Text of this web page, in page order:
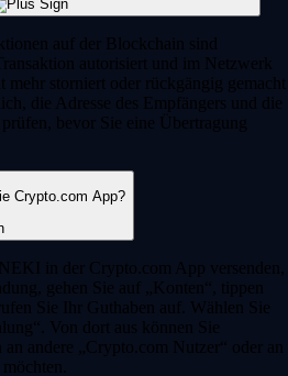
auf der Blockchain sind
autorisiert und im Netzwerk
mehr storniert oder rückgängig gemacht
die Adresse des Empfängers und die
bevor Sie eine Übertragung
Crypto.com App?
in der Crypto.com App versenden,
gehen Sie auf „Konten“, tippen
Sie Ihr Guthaben auf. Wählen Sie
Von dort aus können Sie
andere „Crypto.com Nutzer“ oder an